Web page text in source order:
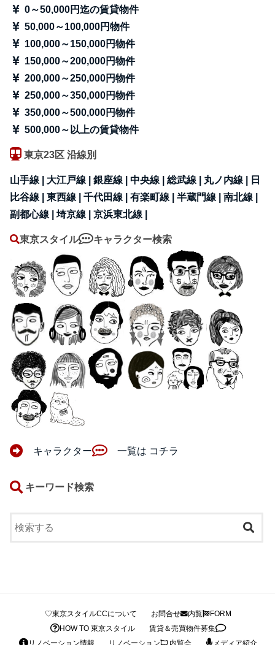
0～50,000円迄の賃貸物件
50,000～100,000円物件
100,000～150,000円物件
150,000～200,000円物件
200,000～250,000円物件
250,000～350,000円物件
350,000～500,000円物件
500,000～以上の賃貸物件
東京23区 沿線別
山手線 | 大江戸線 |銀座線 |中央線 |総武線 | 丸ノ内線 |
日
比谷線 |東西線 |千代田線 |有楽町線 |半蔵門線 |南北線 |
副都心線 |埼京線 |京浜東北線 |
東京スタイル キャラクター検索
キャラクター 一覧は コチラ
キーワード検索
♡東京スタイルCCについて お問合せ 内覧
FORM
HOW TO 東京スタイル
賃貸＆売買物件募集
リノベーション情報
リノベーション 内覧会 メディア紹介